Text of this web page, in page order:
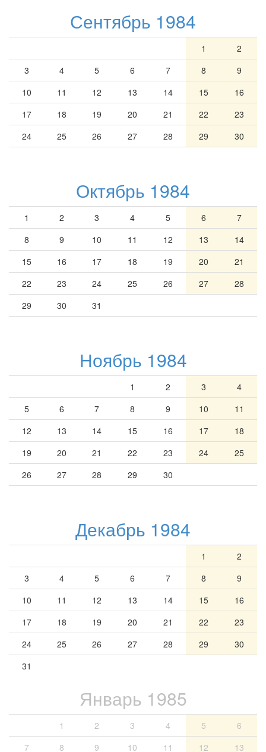
Сентябрь 1984
1
2
3
4 5 6 7 8
9
10
11 12 13 14 15
16
17
18 19 20 21 22
23
24
25 26 27 28 29 30
Октябрь 1984
1 2 3 4 5 6
7
8
9 10 11 12 13
14
15
16 17 18 19 20
21
22
23 24 25 26 27
28
29
30 31
Ноябрь 1984
1 2 3
4
5
6 7 8 9 10
11
12
13 14 15 16 17
18
19
20 21 22 23 24
25
26
27 28 29 30
Декабрь 1984
1
2
3
4 5 6 7 8
9
10
11 12 13 14 15
16
17
18 19 20 21 22
23
24
25 26 27 28 29
30
31
Январь 1985
1 2 3 4 5
6
7
8 9 10 11 12
13